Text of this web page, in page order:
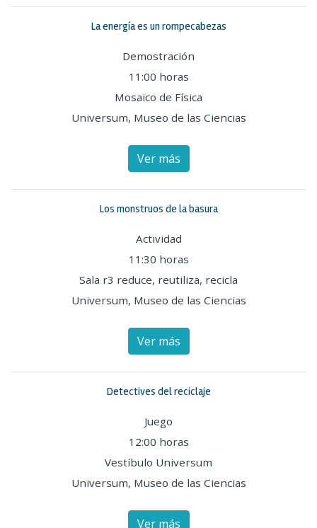
La energía es un rompecabezas
Demostración
11:00 horas
Mosaico de Física
Universum, Museo de las Ciencias
Ver más
Los monstruos de la basura
Actividad
11:30 horas
Sala r3 reduce, reutiliza, recicla
Universum, Museo de las Ciencias
Ver más
Detectives del reciclaje
Juego
12:00 horas
Vestíbulo Universum
Universum, Museo de las Ciencias
Ver más